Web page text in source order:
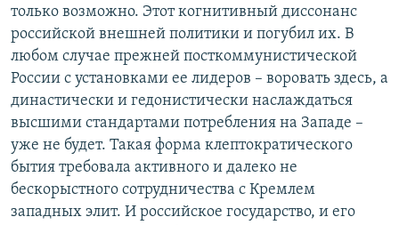
только возможно. Этот когнитивный диссонанс
российской внешней политики и погубил их. В
любом случае прежней посткоммунистической
России с установками ее лидеров – воровать здесь, а
династически и гедонистически наслаждаться
высшими стандартами потребления на Западе –
уже не будет. Такая форма клептократического
бытия требовала активного и далеко не
бескорыстного сотрудничества с Кремлем
западных элит. И российское государство, и его